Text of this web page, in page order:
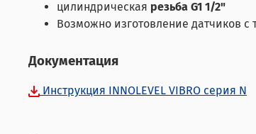
цилиндрическая резьба G1 1/2"
Возможно изготовление датчиков
Документация
Инструкция INNOLEVEL VIBRO серия N